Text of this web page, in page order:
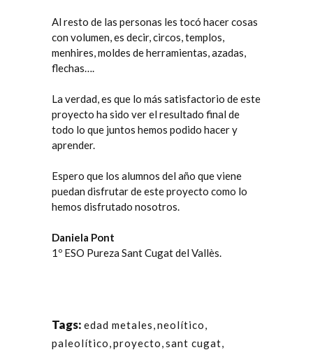
Al resto de las personas les tocó hacer cosas
con volumen, es decir, circos, templos,
menhires, moldes de herramientas, azadas,
flechas….
La verdad, es que lo más satisfactorio de este
proyecto ha sido ver el resultado final de
todo lo que juntos hemos podido hacer y
aprender.
Espero que los alumnos del año que viene
puedan disfrutar de este proyecto como lo
hemos disfrutado nosotros.
Daniela Pont
1º ESO Pureza Sant Cugat del Vallès.
Tags: edad metales,neolítico,
paleolítico,proyecto,sant cugat,